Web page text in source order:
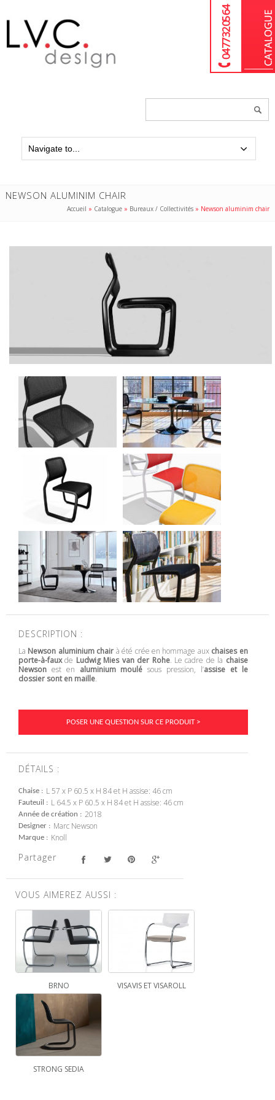
04 77 32 05 64
NEWSON ALUMINIM CHAIR
Accueil » Catalogue » Bureaux / Collectivités » Newson aluminim chair
DESCRIPTION :
La Newson aluminium chair à été crée en hommage aux chaises en
porte-à-fauxde Ludwig Mies van der Rohe. Le cadre de la chaise
Newson est en aluminium moulé sous pression, l’assise et le
dossier sont en maille.
POSER UNE QUESTION SUR CE PRODUIT >
DÉTAILS :
Chaise L 57 x P 60.5 x H 84 et H assise: 46 cm
Fauteuil L 64.5 x P 60.5 x H 84 et H assise: 46 cm
Année de création 2018
Designer Marc Newson
Marque Knoll
Partager
VOUS AIMEREZ AUSSI :
BRNO VISAVIS ET VISAROLL
STRONG SEDIA